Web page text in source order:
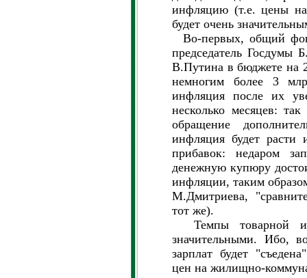
инфляцию (т.е. цены на
будет очень
Во-первых, общий
председатель Госдумы
В.Путина в бюджете на
немногим более 3
инфляция после их
несколько месяцев:
обращение
инфляция будет расти
прибавок: недаром
денежную купюру
инфляции, таким
М.Дмитриева,
тот же).
Темпы товарной
значительными. Ибо,
зарплат будет
цен на жилищно-